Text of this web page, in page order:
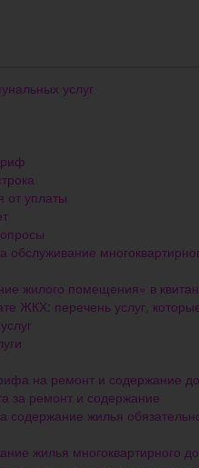
услуг
от уплаты
обслуживание
жилого помещения» в
ЖКХ: перечень услуг,
на ремонт и содержание
за ремонт и содержание
содержание жилья
жилья многоквартирного